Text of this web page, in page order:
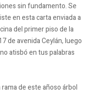
sin fundamento.Se
en esta carta enviada a
del primer piso de la
de avenida Ceylán, luego
atisbó en tus palabras
de este añoso árbol